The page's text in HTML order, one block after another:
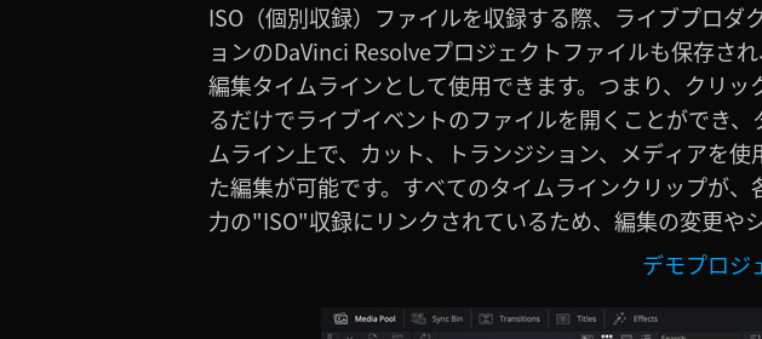
ISO（個別収録）ファイルを収録する際、ライブプロダ
ョンのDaVinci Resolveプロジェクトファイルも保存され
編集タイムラインとして使用できます。つまり、クリッ
るだけでライブイベントのファイルを開くことができ、
ムライン上で、カット、トランジション、メディアを使
た編集が可能です。すべてのタイムラインクリップが、
力の"ISO"収録にリンクされているため、編集の変更や
ットの置き換えを自在に行えます。また、DaVinci
に内蔵されている編集、カラーコレクション、VFXのすべ
のツールを自由に使用できます。ライブプロダクション
予測不可能なイベントではなくなります！わずか数秒で
ロジェクトを開き、編集を調整して、新しい完璧なマス
デモプロジ